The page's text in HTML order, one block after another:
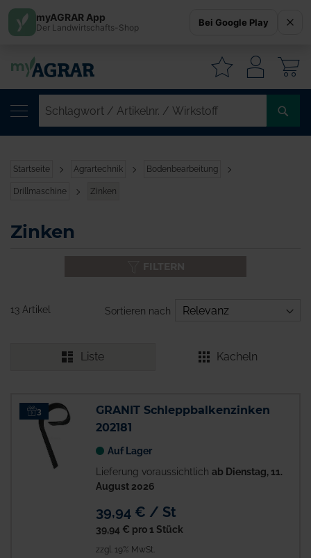
Startseite Agrartechnik Bodenbearbeitung
Drillmaschine Zinken
Zinken
13 Artikel Sortieren nach
Liste Kacheln
3
GRANIT Schleppbalkenzinken
202181
Auf Lager
Lieferung voraussichtlich ab Dienstag, 11.
August 2026
39,94 € / St
39,94 € pro 1 Stück
zzgl. 19% MwSt.
myAGRAR App
Der Landwirtschafts-Shop Bei Google Play